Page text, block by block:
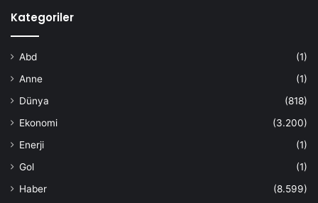
Kategoriler
Abd
(1)
Anne
(1)
Dünya
(818)
Ekonomi
(3.200)
Enerji
(1)
Gol
(1)
Haber
(8.599)